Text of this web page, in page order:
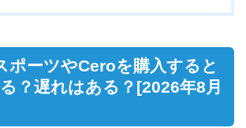
ポーツやCeroを購入すると
？遅れはある？[2026年8月